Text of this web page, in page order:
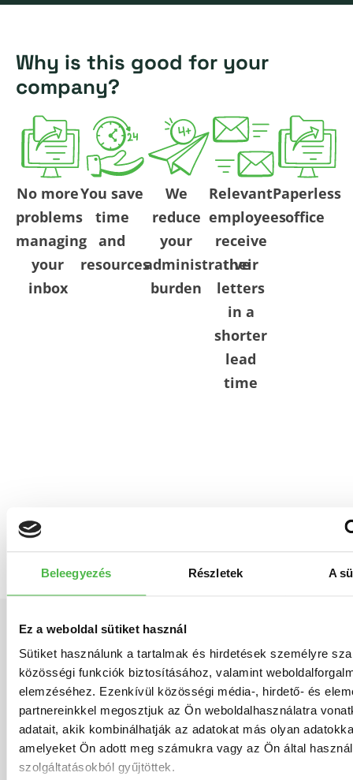
Beleegyezés Részletek A
Ez a weboldal sütiket használ
Sütiket használunk a tartalmak és hirdetések személyre
közösségi funkciók biztosításához, valamint
elemzéséhez. Ezenkívül közösségi média-, hirdető- és
partnereinkkel megosztjuk az Ön weboldalhasználatra
adatait, akik kombinálhatják az adatokat más olyan
amelyeket Ön adott meg számukra vagy az Ön által
szolgáltatásokból gyűjtöttek.
Why is this good for your
company?
No more
problems
managing
your
inbox
You save
time
and
resources
We
reduce
your
administrative
burden
Relevant
employees
receive
their
letters
in a
shorter
lead
time
Paperless
office
How can you count on us?
Digitalization
based
on
individual
ePostabox
—
digitizing
small
Organizing
digitizing
Authentication
(creation
of
Unique